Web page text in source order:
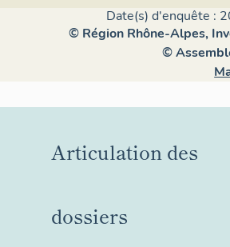
Date(s) d'enquête :
© Région Rhône-Alpes,
©
Articulation des
dossiers